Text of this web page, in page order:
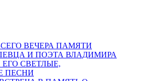
ВЕЧЕРА ПАМЯТИ
И ПОЭТА ВЛАДИМИРА
СВЕТЛЫЕ,
ПЕСНИ